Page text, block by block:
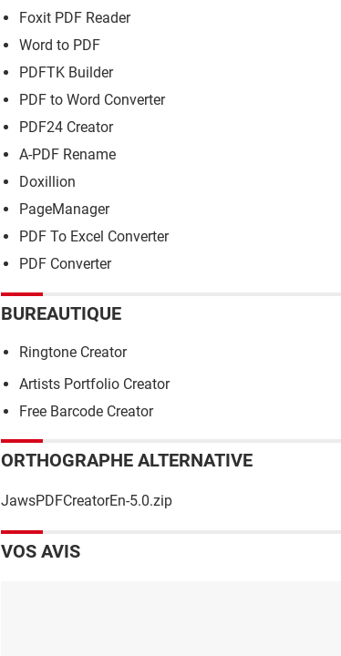
Foxit PDF Reader
Word to PDF
PDFTK Builder
PDF to Word Converter
PDF24 Creator
A-PDF Rename
Doxillion
PageManager
PDF To Excel Converter
PDF Converter
BUREAUTIQUE
Ringtone Creator
Artists Portfolio Creator
Free Barcode Creator
ORTHOGRAPHE ALTERNATIVE
JawsPDFCreatorEn-5.0.zip
VOS AVIS